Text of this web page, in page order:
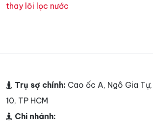
thay lõi lọc nước
Trụ sợ chính: Cao ốc A, Ngô Gia
10, TP HCM
Chi nhánh: